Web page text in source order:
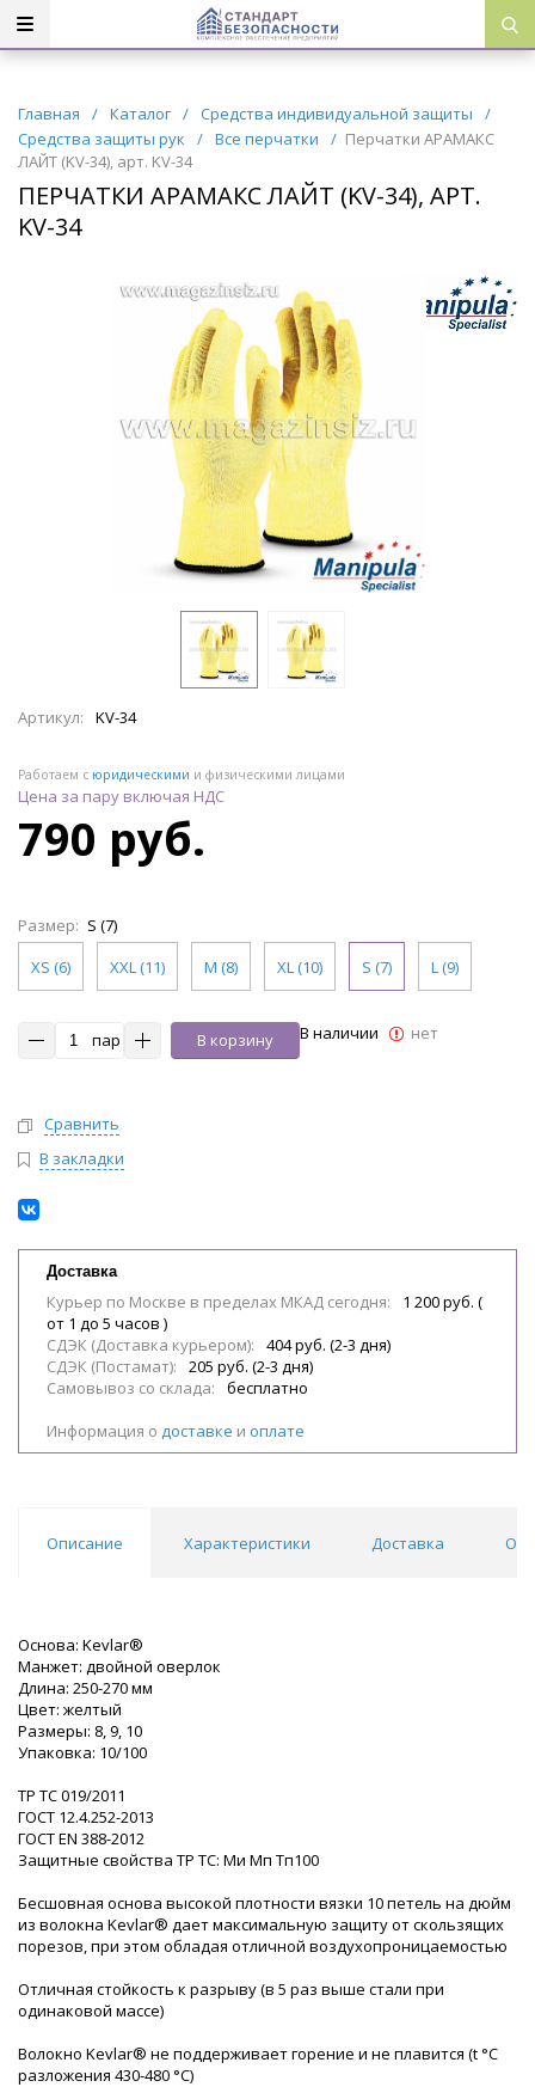
Главная / Каталог / Средства индивидуальной защиты
/
Средства защиты рук
/ Все перчатки / Перчатки АРАМАКС
ЛАЙТ (KV-34), арт. KV-34
ПЕРЧАТКИ АРАМАКС ЛАЙТ (KV-34), АРТ.
KV-34
Артикул: KV-34
Работаем с юридическими и физическими лицами
Цена за пару включая НДС
790 руб.
Размер: S (7)
XS (6)
XXL (11) M (8) XL (10) S (7) L (9)
пар В корзину В наличии нет
Сравнить
В закладки
Доставка
Курьер по Москве в пределах МКАД сегодня:
1 200 руб. (
от 1 до 5 часов )
СДЭК (Доставка курьером):
404 руб. (2-3 дня)
СДЭК (Постамат):
205 руб. (2-3 дня)
Самовывоз со склада:
бесплатно
Информация о доставке и оплате
Описание Характеристики Доставка
Основа: Kevlar®
Манжет: двойной оверлок
Длина: 250-270 мм
Цвет: желтый
Размеры: 8, 9, 10
Упаковка: 10/100
ТР ТС 019/2011
ГОСТ 12.4.252-2013
ГОСТ EN 388-2012
Защитные свойства ТР ТС: Ми Мп Тп100
Бесшовная основа высокой плотности вязки 10 петель на дюйм
из волокна Kevlar® дает максимальную защиту от скользящих
порезов, при этом обладая отличной воздухопроницаемостью
Отличная стойкость к разрыву (в 5 раз выше стали при
одинаковой массе)
Волокно Kevlar® не поддерживает горение и не плавится (t °C
разложения 430-480 °С)